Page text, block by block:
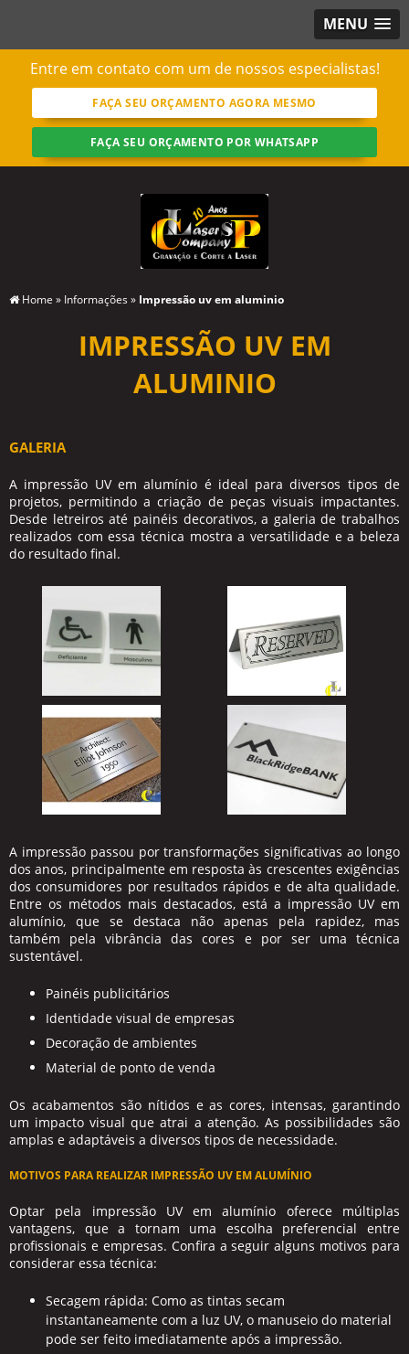
MENU
Entre em contato com um de nossos especialistas!
FAÇA SEU ORÇAMENTO AGORA MESMO
FAÇA SEU ORÇAMENTO POR WHATSAPP
Home » Informações » Impressão uv em aluminio
IMPRESSÃO UV EM
ALUMINIO
GALERIA
A impressão UV em alumínio é ideal para diversos tipos de
projetos, permitindo a criação de peças visuais impactantes.
Desde letreiros até painéis decorativos, a galeria de trabalhos
realizados com essa técnica mostra a versatilidade e a beleza
do resultado final.
A impressão passou por transformações significativas ao longo
dos anos, principalmente em resposta às crescentes exigências
dos consumidores por resultados rápidos e de alta qualidade.
Entre os métodos mais destacados, está a impressão UV em
alumínio, que se destaca não apenas pela rapidez, mas
também pela vibrância das cores e por ser uma técnica
sustentável.
Painéis publicitários
Identidade visual de empresas
Decoração de ambientes
Material de ponto de venda
Os acabamentos são nítidos e as cores, intensas, garantindo
um impacto visual que atrai a atenção. As possibilidades são
amplas e adaptáveis a diversos tipos de necessidade.
MOTIVOS PARA REALIZAR IMPRESSÃO UV EM ALUMÍNIO
Optar pela impressão UV em alumínio oferece múltiplas
vantagens, que a tornam uma escolha preferencial entre
profissionais e empresas. Confira a seguir alguns motivos para
considerar essa técnica:
Secagem rápida: Como as tintas secam
instantaneamente com a luz UV, o manuseio do material
pode ser feito imediatamente após a impressão.